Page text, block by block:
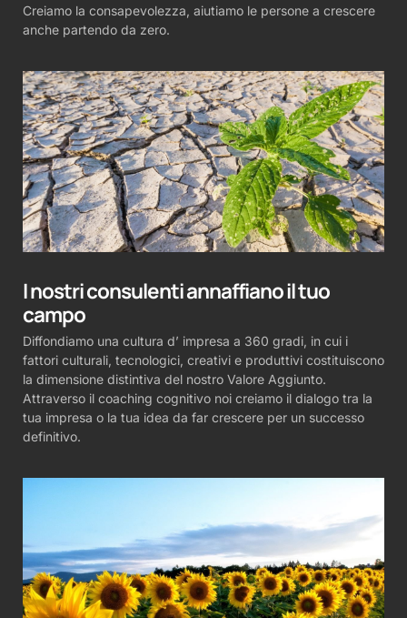
Creiamo la consapevolezza, aiutiamo le persone a crescere
anche partendo da zero.
I nostri consulenti annaffiano il tuo
campo
Diffondiamo una cultura d’ impresa a 360 gradi, in cui i
fattori culturali, tecnologici, creativi e produttivi costituiscono
la dimensione distintiva del nostro Valore Aggiunto.
Attraverso il coaching cognitivo noi creiamo il dialogo tra la
tua impresa o la tua idea da far crescere per un successo
definitivo.